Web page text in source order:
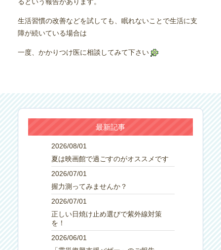
生活習慣の改善などを試しても、眠れないことで生活に支
障が続いている場合は
一度、かかりつけ医に相談してみて下さい
最新記事
2026/08/01
夏は映画館で過ごすのがオススメです
2026/07/01
握力測ってみませんか？
2026/07/01
正しい日焼け止め選びで紫外線対策
を！
2026/06/01